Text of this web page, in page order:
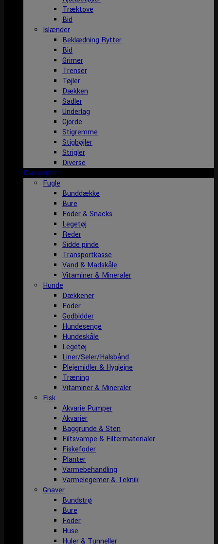
Træktove
Bid
Islænder
Beklædning Rytter
Bid
Grimer
Trenser
Tøjler
Dækken
Sadler
Underlag
Gjorde
Stigremme
Stigbøjler
Strigler
Diverse
Dyrecenter
Fugle
Bunddække
Bure
Foder & Snacks
Legetøj
Reder
Sidde pinde
Transportkasse
Vand & Madskåle
Vitaminer & Mineraler
Hunde
Dækkener
Foder
Godbidder
Hundesenge
Hundeskåle
Legetøj
Liner/Seler/Halsbånd
Plejemidler & Hygiejne
Træning
Vitaminer & Mineraler
Fisk
Akvarie Pumper
Akvarier
Baggrunde & Sten
Filtsvampe & Filtermaterialer
Fiskefoder
Planter
Varmebehandling
Varmelegemer & Teknik
Gnaver
Bundstrø
Bure
Foder
Huse
Huler & Tunneller